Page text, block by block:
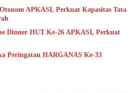
APKASI, Perkuat Kapasitas Tata
Dinner HUT Ke-26 APKASI, Perkuat
Peringatan HARGANAS Ke-33